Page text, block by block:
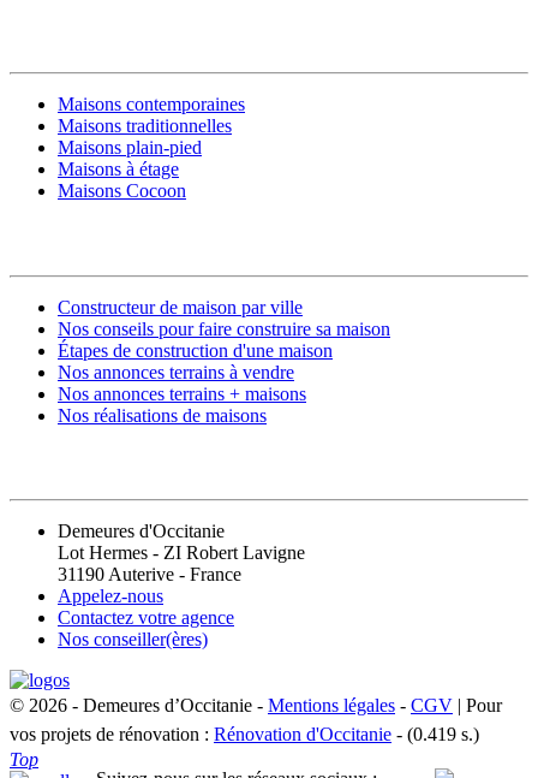
Maisons contemporaines
Maisons traditionnelles
Maisons plain-pied
Maisons à étage
Maisons Cocoon
Constructeur de maison par ville
Nos conseils pour faire construire sa maison
Étapes de construction d'une maison
Nos annonces terrains à vendre
Nos annonces terrains + maisons
Nos réalisations de maisons
Demeures d'Occitanie
Lot Hermes - ZI Robert Lavigne
31190 Auterive - France
Appelez-nous
Contactez votre agence
Nos conseiller(ères)
© 2026 - Demeures d’Occitanie - Mentions légales - CGV | Pour
vos projets de rénovation : Rénovation d'Occitanie - (0.419 s.)
Top